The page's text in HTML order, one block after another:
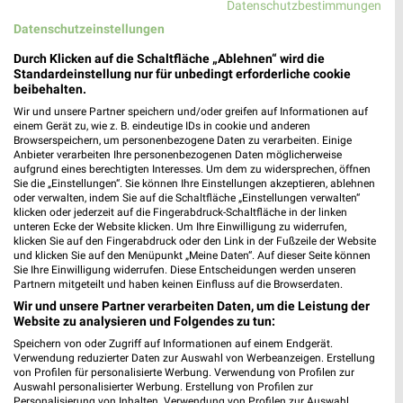
Jetzt alle "Obst & Gemüse" Themen entdecken!
Datenschutzbestimmungen
Datenschutzeinstellungen
Durch Klicken auf die Schaltfläche „Ablehnen“ wird die
Standardeinstellung nur für unbedingt erforderliche cookie
beibehalten.
Wir und unsere Partner speichern und/oder greifen auf Informationen auf
einem Gerät zu, wie z. B. eindeutige IDs in cookie und anderen
Browserspeichern, um personenbezogene Daten zu verarbeiten. Einige
Anbieter verarbeiten Ihre personenbezogenen Daten möglicherweise
aufgrund eines berechtigten Interesses. Um dem zu widersprechen, öffnen
Sie die „Einstellungen“. Sie können Ihre Einstellungen akzeptieren, ablehnen
oder verwalten, indem Sie auf die Schaltfläche „Einstellungen verwalten“
klicken oder jederzeit auf die Fingerabdruck-Schaltfläche in der linken
unteren Ecke der Website klicken. Um Ihre Einwilligung zu widerrufen,
klicken Sie auf den Fingerabdruck oder den Link in der Fußzeile der Website
und klicken Sie auf den Menüpunkt „Meine Daten“. Auf dieser Seite können
Sie Ihre Einwilligung widerrufen. Diese Entscheidungen werden unseren
Partnern mitgeteilt und haben keinen Einfluss auf die Browserdaten.
Wir und unsere Partner verarbeiten Daten, um die Leistung der
Website zu analysieren und Folgendes zu tun:
Speichern von oder Zugriff auf Informationen auf einem Endgerät.
Verwendung reduzierter Daten zur Auswahl von Werbeanzeigen. Erstellung
von Profilen für personalisierte Werbung. Verwendung von Profilen zur
Auswahl personalisierter Werbung. Erstellung von Profilen zur